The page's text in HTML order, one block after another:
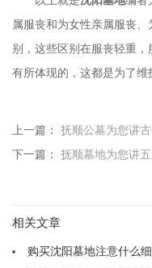
属服丧和为女性亲属服丧
别，这些区别在服丧轻重
有所体现的，这都是为了维
上一篇： 抚顺公墓为您讲
下一篇： 抚顺墓地为您讲
相关文章
购买沈阳墓地注意什么